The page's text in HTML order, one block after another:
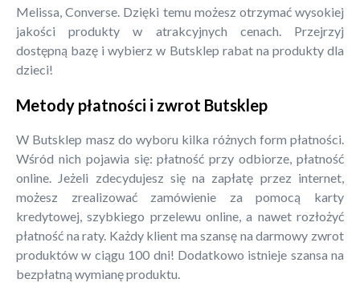
Melissa, Converse. Dzięki temu możesz otrzymać wysokiej
jakości produkty w atrakcyjnych cenach. Przejrzyj
dostępną bazę i wybierz w Butsklep rabat na produkty dla
dzieci!
Metody płatności i zwrot Butsklep
W Butsklep masz do wyboru kilka różnych form płatności.
Wśród nich pojawia się: płatność przy odbiorze, płatność
online. Jeżeli zdecydujesz się na zapłatę przez internet,
możesz zrealizować zamówienie za pomocą karty
kredytowej, szybkiego przelewu online, a nawet rozłożyć
płatność na raty. Każdy klient ma szansę na darmowy zwrot
produktów w ciągu 100 dni! Dodatkowo istnieje szansa na
bezpłatną wymianę produktu.